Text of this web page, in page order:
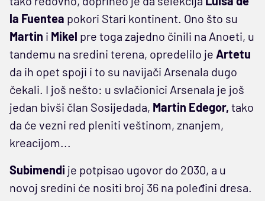
la Fuentea pokori Stari kontinent. Ono što su
Martin i Mikel pre toga zajedno činili na Anoeti, u
tandemu na sredini terena, opredelilo je Artetu
da ih opet spoji i to su navijači Arsenala dugo
čekali. I još nešto: u svlačionici Arsenala je još
jedan bivši član Sosijedada, Martin Edegor, tako
da će vezni red pleniti veštinom, znanjem,
kreacijom...
Subimendi je potpisao ugovor do 2030, a u
novoj sredini će nositi broj 36 na poleđini dresa.